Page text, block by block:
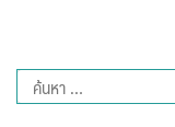
นครน่านอพาร์ทเม้น
ค้นหา
สำหรับ: